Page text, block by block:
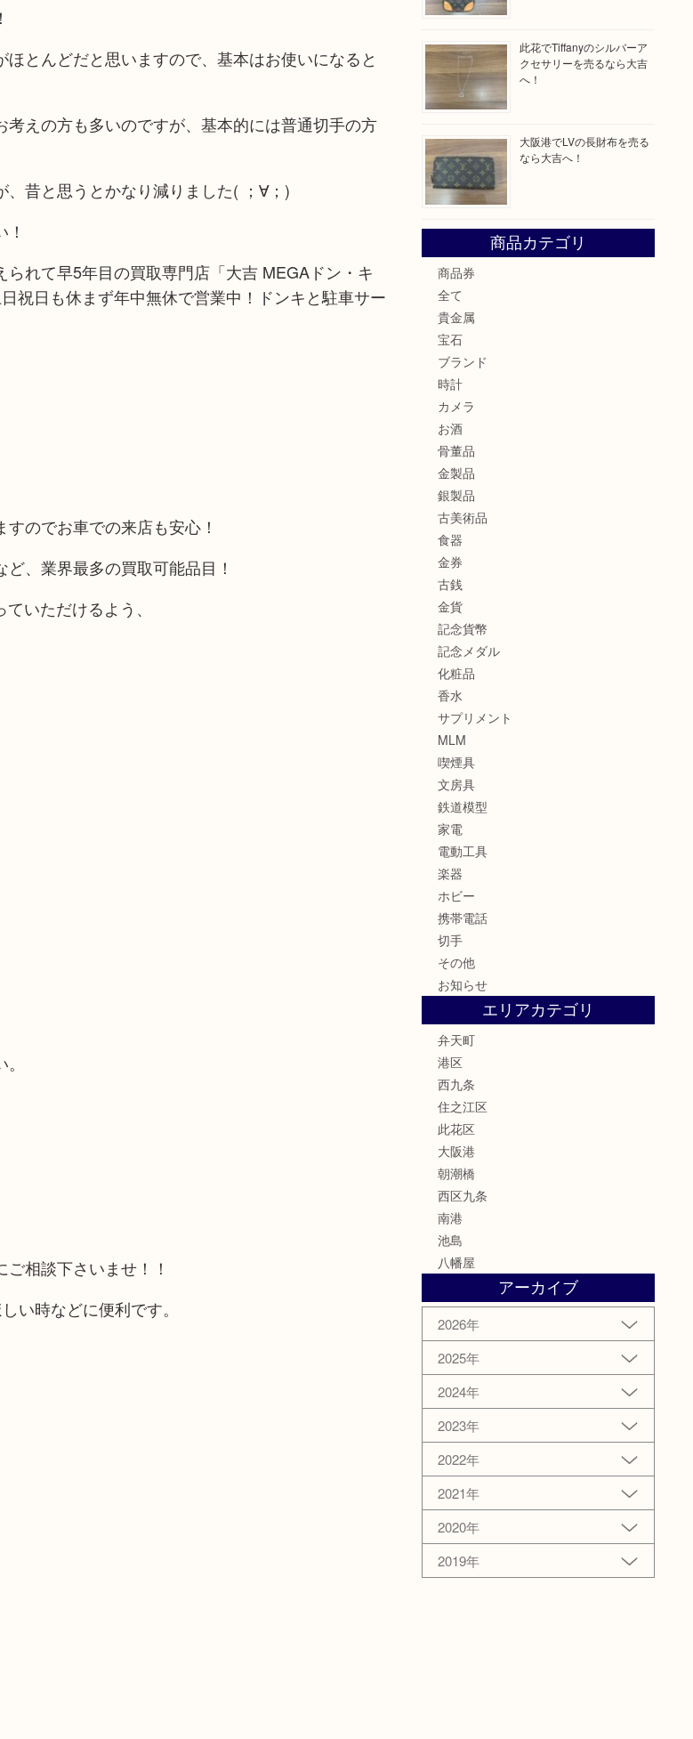
とんどだと思いますので、基本はお使いになると
えの方も多いのですが、基本的には普通切手の方
昔と思うとかなり減りました( ；∀；)
れて早5年目の買取専門店「大吉 MEGAドン・キ
祝日も休まず年中無休で営業中！ドンキと駐車サー
のでお車での来店も安心！
、業界最多の買取可能品目！
いただけるよう、
相談下さいませ！！
い時などに便利です。
此花でTiffanyのシルバーア
クセサリーを売るなら大吉
へ！
大阪港でLVの長財布を売る
なら大吉へ！
商品カテゴリ
商品券
全て
貴金属
宝石
ブランド
時計
カメラ
お酒
骨董品
金製品
銀製品
古美術品
食器
金券
古銭
金貨
記念貨幣
記念メダル
化粧品
香水
サプリメント
MLM
喫煙具
文房具
鉄道模型
家電
電動工具
楽器
ホビー
携帯電話
切手
その他
お知らせ
エリアカテゴリ
弁天町
港区
西九条
住之江区
此花区
大阪港
朝潮橋
西区九条
南港
池島
八幡屋
アーカイブ
2026年
2025年
2024年
2023年
2022年
2021年
2020年
2019年